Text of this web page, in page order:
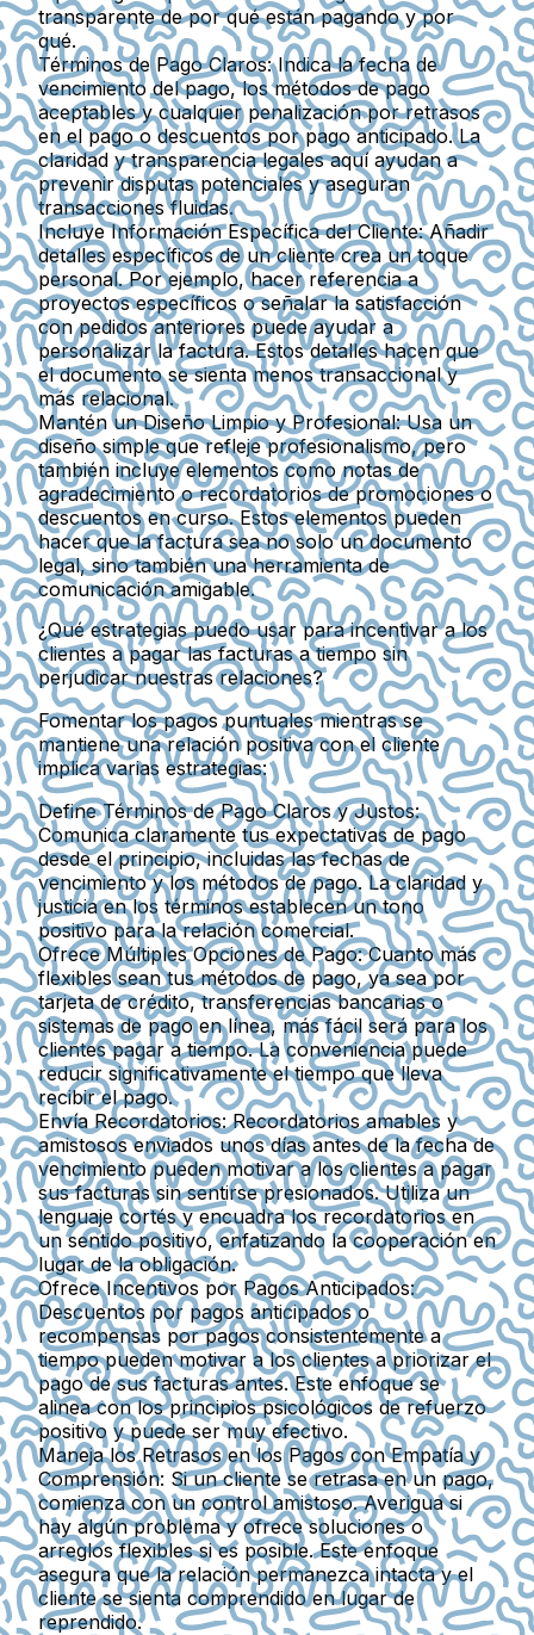
transparente de por qué están pagando y por
qué.
Términos de Pago Claros: Indica la fecha de
vencimiento del pago, los métodos de pago
aceptables y cualquier penalización por retrasos
en el pago o descuentos por pago anticipado. La
claridad y transparencia legales aquí ayudan a
prevenir disputas potenciales y aseguran
transacciones fluidas.
Incluye Información Específica del Cliente: Añadir
detalles específicos de un cliente crea un toque
personal. Por ejemplo, hacer referencia a
proyectos específicos o señalar la satisfacción
con pedidos anteriores puede ayudar a
personalizar la factura. Estos detalles hacen que
el documento se sienta menos transaccional y
más relacional.
Mantén un Diseño Limpio y Profesional: Usa un
diseño simple que refleje profesionalismo, pero
también incluye elementos como notas de
agradecimiento o recordatorios de promociones o
descuentos en curso. Estos elementos pueden
hacer que la factura sea no solo un documento
legal, sino también una herramienta de
comunicación amigable.
¿Qué estrategias puedo usar para incentivar a los
clientes a pagar las facturas a tiempo sin
perjudicar nuestras relaciones?
Fomentar los pagos puntuales mientras se
mantiene una relación positiva con el cliente
implica varias estrategias:
Define Términos de Pago Claros y Justos:
Comunica claramente tus expectativas de pago
desde el principio, incluidas las fechas de
vencimiento y los métodos de pago. La claridad y
justicia en los términos establecen un tono
positivo para la relación comercial.
Ofrece Múltiples Opciones de Pago: Cuanto más
flexibles sean tus métodos de pago, ya sea por
tarjeta de crédito, transferencias bancarias o
sistemas de pago en línea, más fácil será para los
clientes pagar a tiempo. La conveniencia puede
reducir significativamente el tiempo que lleva
recibir el pago.
Envía Recordatorios: Recordatorios amables y
amistosos enviados unos días antes de la fecha de
vencimiento pueden motivar a los clientes a pagar
sus facturas sin sentirse presionados. Utiliza un
lenguaje cortés y encuadra los recordatorios en
un sentido positivo, enfatizando la cooperación en
lugar de la obligación.
Ofrece Incentivos por Pagos Anticipados:
Descuentos por pagos anticipados o
recompensas por pagos consistentemente a
tiempo pueden motivar a los clientes a priorizar el
pago de sus facturas antes. Este enfoque se
alinea con los principios psicológicos de refuerzo
positivo y puede ser muy efectivo.
Maneja los Retrasos en los Pagos con Empatía y
Comprensión: Si un cliente se retrasa en un pago,
comienza con un control amistoso. Averigua si
hay algún problema y ofrece soluciones o
arreglos flexibles si es posible. Este enfoque
asegura que la relación permanezca intacta y el
cliente se sienta comprendido en lugar de
reprendido.